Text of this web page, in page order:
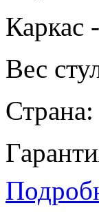
Каркас
Вес